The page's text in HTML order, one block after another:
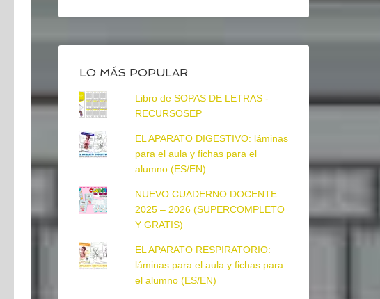
LO MÁS POPULAR
Libro de SOPAS DE LETRAS -
RECURSOSEP
EL APARATO DIGESTIVO: láminas
para el aula y fichas para el
alumno (ES/EN)
NUEVO CUADERNO DOCENTE
2025 – 2026 (SUPERCOMPLETO
Y GRATIS)
EL APARATO RESPIRATORIO:
láminas para el aula y fichas para
el alumno (ES/EN)